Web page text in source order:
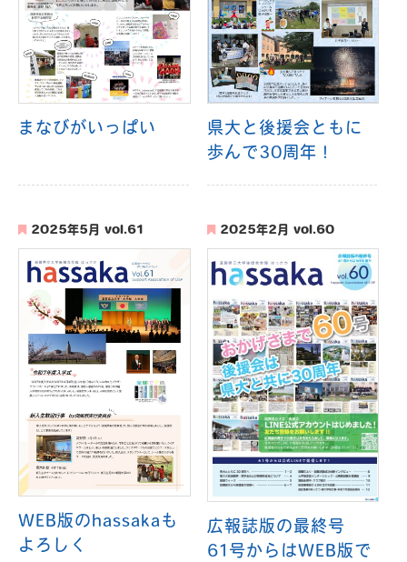
まなびがいっぱい
県大と後援会ともに
歩んで30周年！
2025年5月 vol.61
WEB版のhassakaも
よろしく
2025年2月 vol.60
広報誌版の最終号
61号からはWEB版で